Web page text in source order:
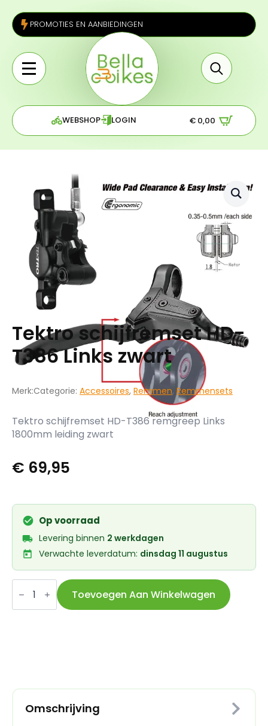
PROMOTIES EN AANBIEDINGEN
for:
WEBSHOP LOGIN € 0,00
Tektro schijfremset HD-
T386 Links zwart
Merk:Categorie: Accessoires, Remmen, Remmensets
Tektro schijfremset HD-T386 remgreep Links
1800mm leiding zwart
€ 69,95
Op voorraad
Levering binnen 2 werkdagen
Verwachte leverdatum: dinsdag 11 augustus
Tektro
schijfremset
T386
Toevoegen Aan Winkelwagen
Omschrijving